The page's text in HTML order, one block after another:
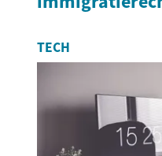
TECH